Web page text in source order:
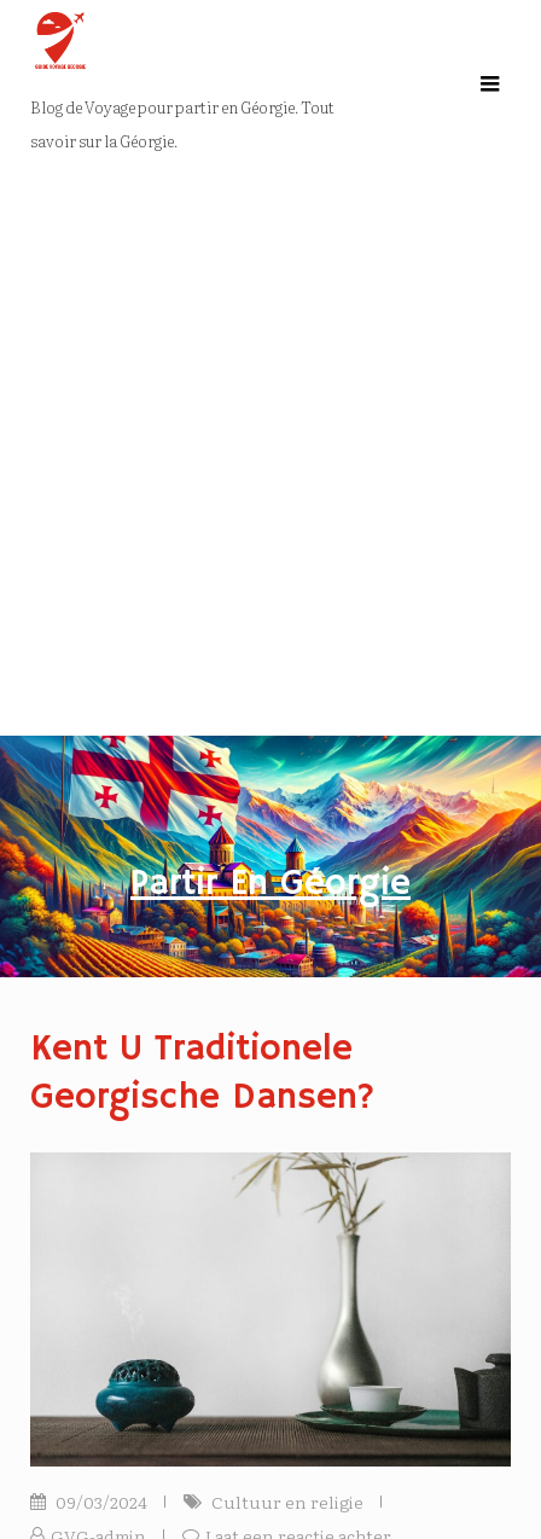
inhoudBlog de Voyage pour partir en Géorgie. Tout
savoir sur la Géorgie.
Partir En Géorgie
Kent U Traditionele
Georgische Dansen?
09/03/2024
Cultuur en religie